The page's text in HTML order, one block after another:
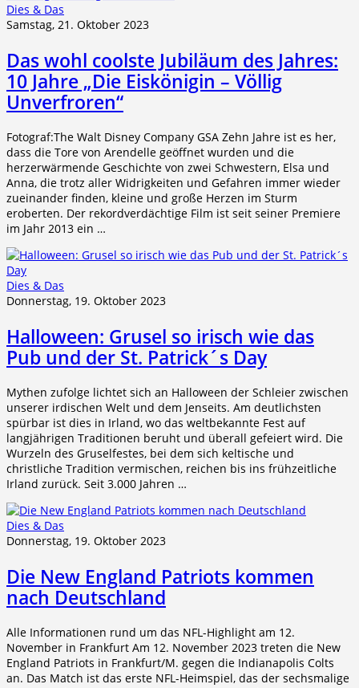
Dies & Das
Samstag, 21. Oktober 2023
Das wohl coolste Jubiläum des Jahres:
10 Jahre „Die Eiskönigin – Völlig
Unverfroren“
Fotograf:The Walt Disney Company GSA Zehn Jahre ist es her,
dass die Tore von Arendelle geöffnet wurden und die
herzerwärmende Geschichte von zwei Schwestern, Elsa und
Anna, die trotz aller Widrigkeiten und Gefahren immer wieder
zueinander finden, kleine und große Herzen im Sturm
eroberten. Der rekordverdächtige Film ist seit seiner Premiere
im Jahr 2013 ein …
Dies & Das
Donnerstag, 19. Oktober 2023
Halloween: Grusel so irisch wie das
Pub und der St. Patrick´s Day
Mythen zufolge lichtet sich an Halloween der Schleier zwischen
unserer irdischen Welt und dem Jenseits. Am deutlichsten
spürbar ist dies in Irland, wo das weltbekannte Fest auf
langjährigen Traditionen beruht und überall gefeiert wird. Die
Wurzeln des Gruselfestes, bei dem sich keltische und
christliche Tradition vermischen, reichen bis ins frühzeitliche
Irland zurück. Seit 3.000 Jahren …
Dies & Das
Donnerstag, 19. Oktober 2023
Die New England Patriots kommen
nach Deutschland
Alle Informationen rund um das NFL-Highlight am 12.
November in Frankfurt Am 12. November 2023 treten die New
England Patriots in Frankfurt/M. gegen die Indianapolis Colts
an. Das Match ist das erste NFL-Heimspiel, das der sechsmalige